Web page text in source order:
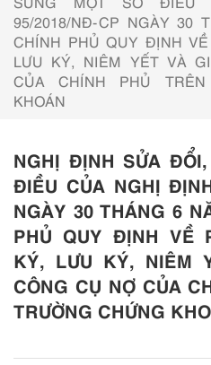
95/2018/NĐ-CP NGÀY 30
CHÍNH PHỦ QUY ĐỊNH
LƯU KÝ, NIÊM YẾT VÀ
CỦA CHÍNH PHỦ
KHOÁN
NGHỊ ĐỊNH SỬA
ĐIỀU CỦA NGHỊ
NGÀY 30 THÁNG 6
PHỦ QUY ĐỊNH VỀ
KÝ, LƯU KÝ, NIÊM
CÔNG CỤ NỢ CỦA
TRƯỜNG CHỨNG